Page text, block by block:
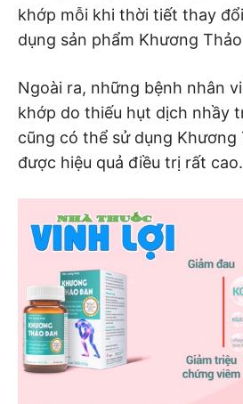
khớp mỗi khi thời tiết thay
dụng sản phẩm Khương
Ngoài ra, những bệnh nhân
khớp do thiếu hụt dịch nhầy
cũng có thể sử dụng
được hiệu quả điều trị rất cao.